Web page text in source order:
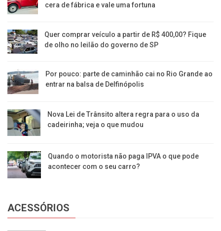
cera de fábrica e vale uma fortuna
Quer comprar veículo a partir de R$ 400,00? Fique
de olho no leilão do governo de SP
Por pouco: parte de caminhão cai no Rio Grande ao
entrar na balsa de Delfinópolis
Nova Lei de Trânsito altera regra para o uso da
cadeirinha; veja o que mudou
Quando o motorista não paga IPVA o que pode
acontecer com o seu carro?
ACESSÓRIOS